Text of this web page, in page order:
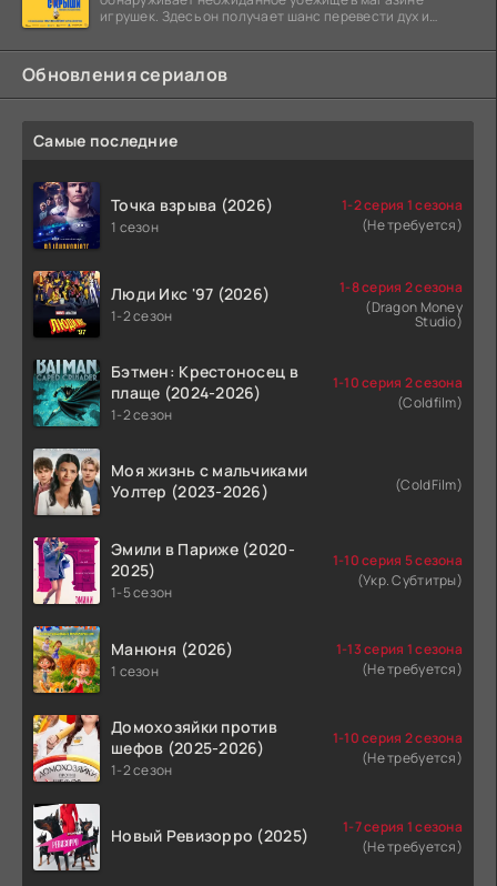
игрушек. Здесь он получает шанс перевести дух и
Обновления сериалов
Самые последние
Точка взрыва (2026)
1 сезон
1-2 серия 1 сезона
(Не требуется)
Люди Икс '97 (2026)
1-2 сезон
1-8 серия 2 сезона
(Dragon Money
Studio)
Бэтмен: Крестоносец в
плаще (2024-2026)
1-2 сезон
1-10 серия 2 сезона
(Coldfilm)
Моя жизнь с мальчиками
Уолтер (2023-2026)
(ColdFilm)
Эмили в Париже (2020-
2025)
1-5 сезон
1-10 серия 5 сезона
(Укр. Субтитры)
Манюня (2026)
1 сезон
1-13 серия 1 сезона
(Не требуется)
Домохозяйки против
шефов (2025-2026)
1-2 сезон
1-10 серия 2 сезона
(Не требуется)
Новый Ревизорро (2025)
1-7 серия 1 сезона
(Не требуется)